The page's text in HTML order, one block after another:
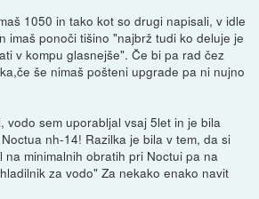
1050 in tako kot so drugi napisali, v idle
imaš ponoči tišino "najbrž tudi ko deluje je
v kompu glasnejše". Če bi pa rad čez
še nimaš pošteni upgrade pa ni nujno
vodo sem uporabljal vsaj 5let in je bila
nh-14! Razilka je bila v tem, da si
na minimalnih obratih pri Noctui pa na
za vodo" Za nekako enako navit